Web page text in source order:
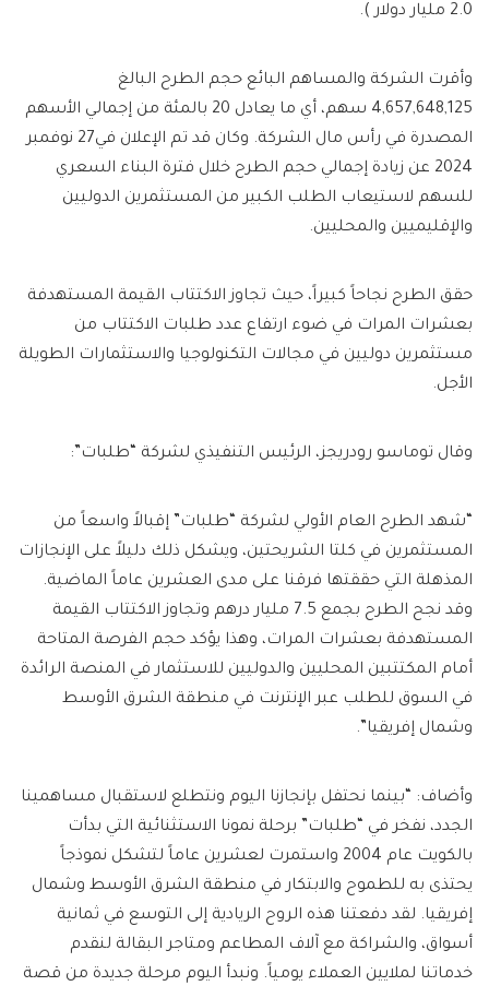
2.0 مليار دولار ).
وأقرت الشركة والمساهم البائع حجم الطرح البالغ
4,657,648,125 سهم، أي ما يعادل 20 بالمئة من إجمالي الأسهم
المصدرة في رأس مال الشركة. وكان قد تم الإعلان في27 نوفمبر
2024 عن زيادة إجمالي حجم الطرح خلال فترة البناء السعري
للسهم لاستيعاب الطلب الكبير من المستثمرين الدوليين
والإقليميين والمحليين.
حقق الطرح نجاحاً كبيراً، حيث تجاوز الاكتتاب القيمة المستهدفة
بعشرات المرات في ضوء ارتفاع عدد طلبات الاكتتاب من
مستثمرين دوليين في مجالات التكنولوجيا والاستثمارات الطويلة
الأجل.
وقال توماسو رودريجز، الرئيس التنفيذي لشركة “طلبات”:
“شهد الطرح العام الأولي لشركة “طلبات” إقبالاً واسعاً من
المستثمرين في كلتا الشريحتين، ويشكل ذلك دليلاً على الإنجازات
المذهلة التي حققتها فرقنا على مدى العشرين عاماً الماضية.
وقد نجح الطرح بجمع 7.5 مليار درهم وتجاوز الاكتتاب القيمة
المستهدفة بعشرات المرات، وهذا يؤكد حجم الفرصة المتاحة
أمام المكتتبين المحليين والدوليين للاستثمار في المنصة الرائدة
في السوق للطلب عبر الإنترنت في منطقة الشرق الأوسط
وشمال إفريقيا”.
وأضاف: “بينما نحتفل بإنجازنا اليوم ونتطلع لاستقبال مساهمينا
الجدد، نفخر في “طلبات” برحلة نمونا الاستثنائية التي بدأت
بالكويت عام 2004 واستمرت لعشرين عاماً لتشكل نموذجاً
يحتذى به للطموح والابتكار في منطقة الشرق الأوسط وشمال
إفريقيا. لقد دفعتنا هذه الروح الريادية إلى التوسع في ثمانية
أسواق، والشراكة مع آلاف المطاعم ومتاجر البقالة لنقدم
خدماتنا لملايين العملاء يومياً. ونبدأ اليوم مرحلة جديدة من قصة